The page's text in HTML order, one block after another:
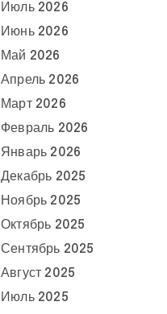
Июль 2026
Июнь 2026
Май 2026
Апрель 2026
Март 2026
Февраль 2026
Январь 2026
Декабрь 2025
Ноябрь 2025
Октябрь 2025
Сентябрь 2025
Август 2025
Июль 2025